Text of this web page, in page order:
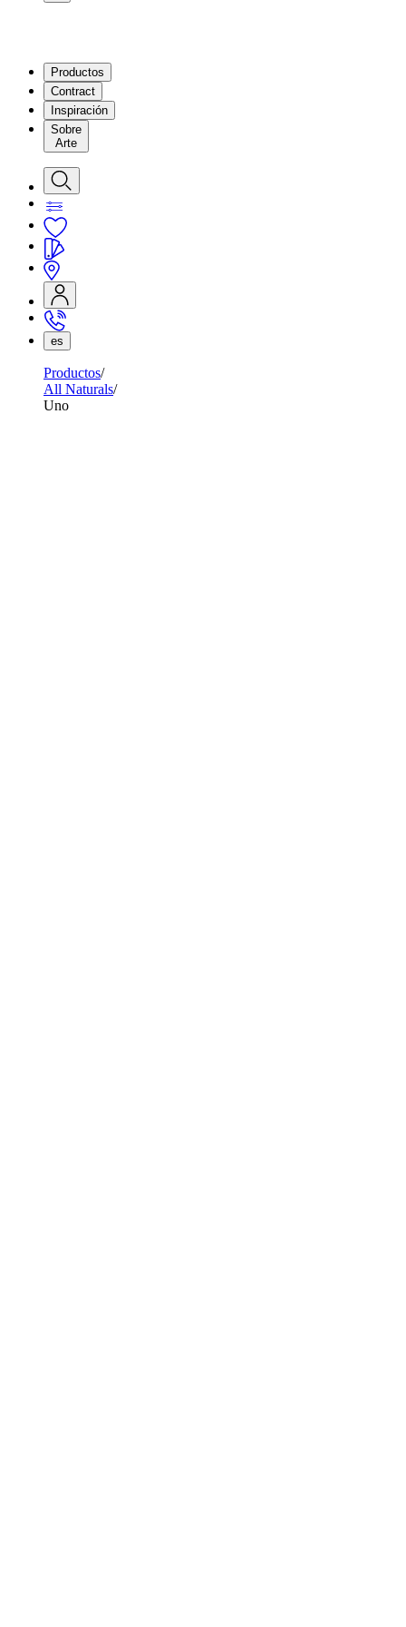
Productos
Contract
Inspiración
Sobre
Arte
es
Productos
All Naturals
Uno